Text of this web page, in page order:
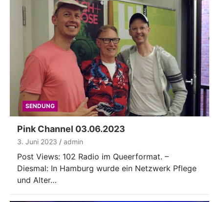
SENDUNG
Pink Channel 03.06.2023
3. Juni 2023 admin
Post Views: 102 Radio im Queerformat. –
Diesmal: In Hamburg wurde ein Netzwerk Pflege
und Alter…